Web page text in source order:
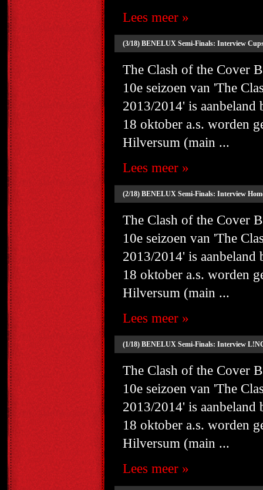
Lees meer »
(3/18) BENELUX Semi-Finals: Interview
The Clash of the Cover
10e seizoen van 'The
2013/2014' is
18 oktober a.s. worden
Hilversum (main ...
Lees meer »
(2/18) BENELUX Semi-Finals: Interview
The Clash of the Cover
10e seizoen van 'The
2013/2014' is
18 oktober a.s. worden
Hilversum (main ...
Lees meer »
(1/18) BENELUX Semi-Finals: Interview
The Clash of the Cover
10e seizoen van 'The
2013/2014' is
18 oktober a.s. worden
Hilversum (main ...
Lees meer »